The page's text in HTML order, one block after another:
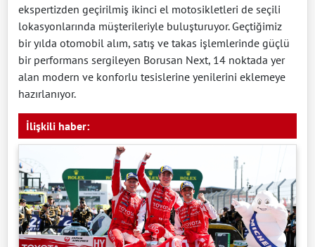
ekspertizden geçirilmiş ikinci el motosikletleri de seçili
lokasyonlarında müşterileriyle buluşturuyor. Geçtiğimiz
bir yılda otomobil alım, satış ve takas işlemlerinde güçlü
bir performans sergileyen Borusan Next, 14 noktada yer
alan modern ve konforlu tesislerine yenilerini eklemeye
hazırlanıyor.
İlişkili haber: